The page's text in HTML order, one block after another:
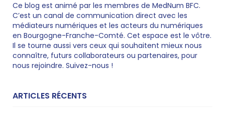
Ce blog est animé par les membres de MedNum BFC.
C’est un canal de communication direct avec les
médiateurs numériques et les acteurs du numériques
en Bourgogne-Franche-Comté. Cet espace est le vôtre.
Il se tourne aussi vers ceux qui souhaitent mieux nous
connaître, futurs collaborateurs ou partenaires, pour
nous rejoindre. Suivez-nous !
ARTICLES RÉCENTS